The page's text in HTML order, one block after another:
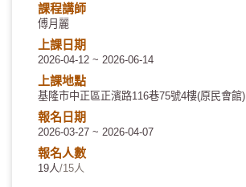
課程講師
傅月麗
上課日期
2026-04-12 ~ 2026-06-14
上課地點
基隆市中正區正濱路116巷75號4樓(原民會館)
報名日期
2026-03-27 ~ 2026-04-07
報名人數
19人/15人